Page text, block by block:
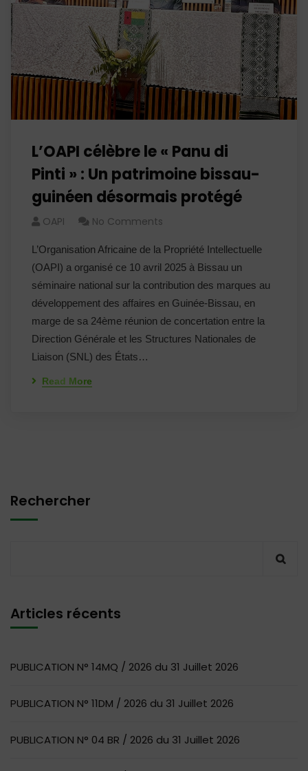
L’OAPI célèbre le « Panu di
Pinti » : Un patrimoine bissau-
guinéen désormais protégé
OAPI No Comments
L’Organisation Africaine de la Propriété Intellectuelle
(OAPI) a organisé ce 10 avril 2025 à Bissau un
séminaire national sur la contribution des marques au
développement des affaires en Guinée-Bissau, en
marge de sa 24ème réunion de concertation entre la
Direction Générale et les Structures Nationales de
Liaison (SNL) des États…
Read More
Rechercher
Articles récents
PUBLICATION N° 14MQ / 2026 du 31 Juillet 2026
PUBLICATION N° 11DM / 2026 du 31 Juillet 2026
PUBLICATION N° 04 BR / 2026 du 31 Juillet 2026